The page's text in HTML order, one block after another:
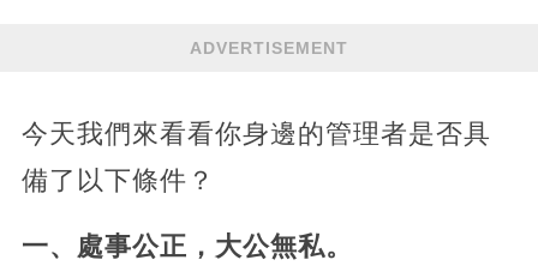
ADVERTISEMENT
今天我們來看看你身邊的管理者是否具
備了以下條件？
一、處事公正，大公無私。